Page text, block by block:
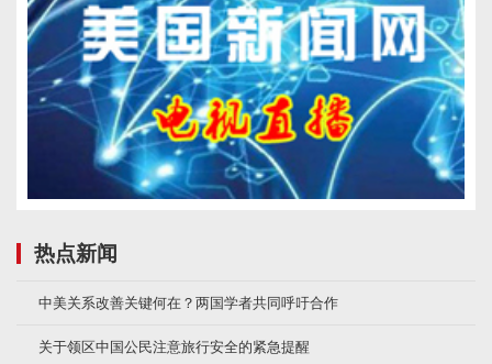
热点新闻
中美关系改善关键何在？两国学者共同呼吁合作
关于领区中国公民注意旅行安全的紧急提醒